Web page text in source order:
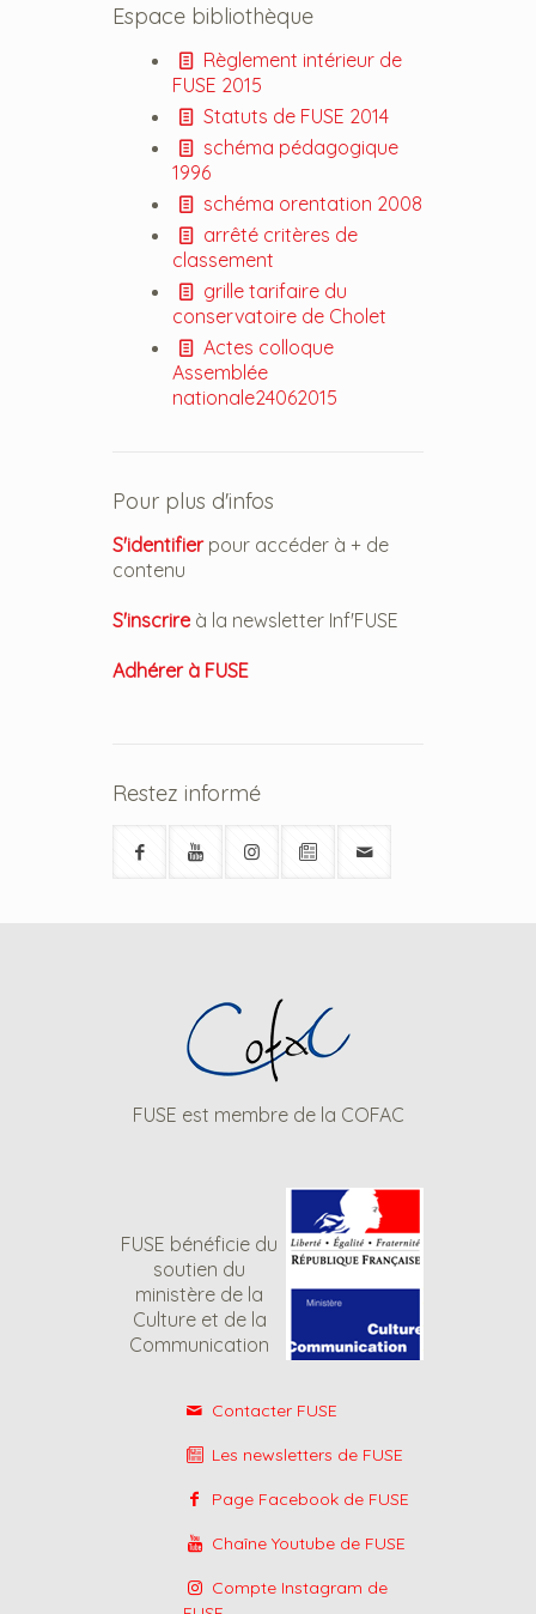
Espace bibliothèque
Règlement intérieur de
FUSE 2015
Statuts de FUSE 2014
schéma pédagogique
1996
schéma orentation 2008
arrêté critères de
classement
grille tarifaire du
conservatoire de Cholet
Actes colloque
Assemblée
nationale24062015
Pour plus d'infos
S'identifierpour accéder à + de
contenu
S'inscrireà la newsletter Inf'FUSE
Adhérer à FUSE
Restez informé
FUSE est membre de la COFAC
FUSE bénéficie du
soutien du
ministère de la
Culture et de la
Communication
Contacter FUSE
Les newsletters de FUSE
Page Facebook de FUSE
Chaîne Youtube de FUSE
Compte Instagram de